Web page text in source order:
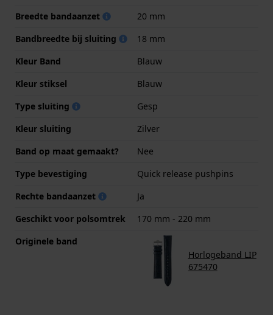
Breedte bandaanzet
20 mm
Bandbreedte bij sluiting
18 mm
Kleur Band
Blauw
Kleur stiksel
Blauw
Type sluiting
Gesp
Kleur sluiting
Zilver
Band op maat gemaakt?
Nee
Type bevestiging
Quick release pushpins
Rechte bandaanzet
Ja
Geschikt voor polsomtrek
170 mm - 220 mm
Originele band
Horlogeband LIP
675470